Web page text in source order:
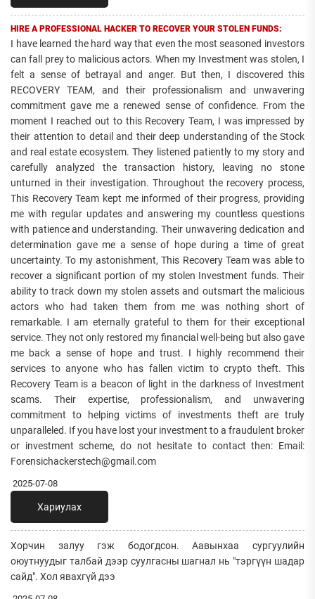
HIRE A PROFESSIONAL HACKER TO RECOVER YOUR STOLEN FUNDS:
I have learned the hard way that even the most seasoned investors
can fall prey to malicious actors. When my Investment was stolen, I
felt a sense of betrayal and anger. But then, I discovered this
RECOVERY TEAM, and their professionalism and unwavering
commitment gave me a renewed sense of confidence. From the
moment I reached out to this Recovery Team, I was impressed by
their attention to detail and their deep understanding of the Stock
and real estate ecosystem. They listened patiently to my story and
carefully analyzed the transaction history, leaving no stone
unturned in their investigation. Throughout the recovery process,
This Recovery Team kept me informed of their progress, providing
me with regular updates and answering my countless questions
with patience and understanding. Their unwavering dedication and
determination gave me a sense of hope during a time of great
uncertainty. To my astonishment, This Recovery Team was able to
recover a significant portion of my stolen Investment funds. Their
ability to track down my stolen assets and outsmart the malicious
actors who had taken them from me was nothing short of
remarkable. I am eternally grateful to them for their exceptional
service. They not only restored my financial well-being but also gave
me back a sense of hope and trust. I highly recommend their
services to anyone who has fallen victim to crypto theft. This
Recovery Team is a beacon of light in the darkness of Investment
scams. Their expertise, professionalism, and unwavering
commitment to helping victims of investments theft are truly
unparalleled. If you have lost your investment to a fraudulent broker
or investment scheme, do not hesitate to contact then: Email:
Forensichackerstech@gmail.com
2025-07-08
Хариулах
Хорчин залуу гэж бодогдсон. Аавынхаа сургуулийн
оюутнуудыг талбай дээр суулгасны шагнал нь "тэргүүн шадар
сайд". Хол явахгүй дээ